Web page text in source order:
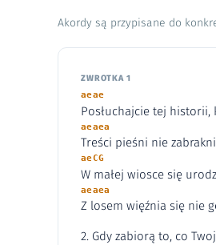
Akordy są przypisane do
ZWROTKA 1
aeae
Posłuchajcie tej
aeaea
Treści pieśni nie
aeCG
W małej wiosce się
aeaea
Z losem więźnia się nie
2. Gdy zabiorą to, co